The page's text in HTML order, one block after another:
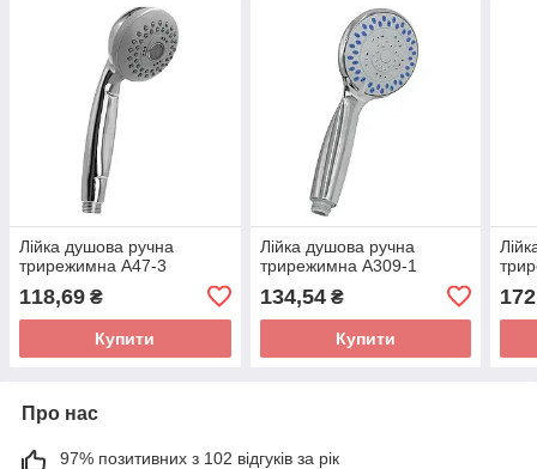
Лійка душова ручна
трирежимна А47-3
118,69 ₴
Купити
Лійка душова ручна
трирежимна А309-1
134,54₴
Купити
Про нас
97% позитивних з 102 відгуків за рік